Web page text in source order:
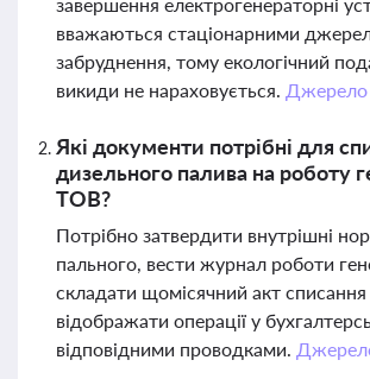
вважаються стаціонарними
забруднення, тому екологічний
викиди не нараховується. Джерело
Які документи потрібні для
дизельного палива на роботу
ТОВ?
Потрібно затвердити внутрішні
пального, вести журнал роботи
складати щомісячний акт списання
відображати операції у
відповідними проводками.